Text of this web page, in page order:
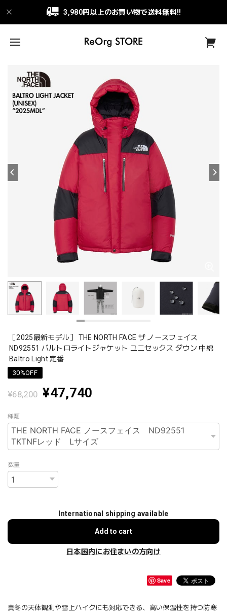
3,980円以上のお買い物で送料無料!!
［2025最新モデル］ THE NORTH FACE ザ ノースフェイス
ND92551 バルトロライトジャケット ユニセックス ダウン 中綿
Baltro Light 定番
30%OFF
¥68,200 ¥47,740
種類
数量
International shipping available
Add to cart
日本国内にお住まいの方向け
Save
真冬の天体観測や雪上ハイクにも対応できる、高い保温性を持つ防寒